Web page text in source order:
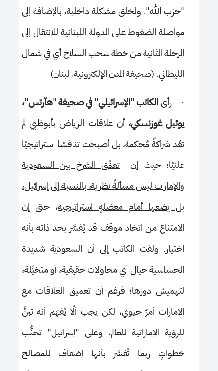
"حزب الله"، ولخلق مشكلة داخلية، بالإضافة إلى
مواصلة الضغوط على الدولة اللبنانية للانتقال إلى
المرحلة الثانية من خطة سحب السلاح أي في شمال
الليطاني. (صحيفة المدن الإلكترونية، لبنان)
·رأىالكاتب "الإسرائيلي" في صحيفة "هآرتس"،
يوئيل غوزنسكي، أن علاقات الرياض بأبوظبي لم
تعُد شراكةً مُحكمة، بل أصبحت تنافسًا استراتيجيًا
علنيًا؛ حيث إنتعمُّق الشرخ بين السعودية
والإمارات ليس مسألةً نظرية، بالنسبة إلى إسرائيل،
بل يضعها أمام معضلةٍ استراتيجية، حتى إن
الامتناع من اتخاذ موقف قد يُفسَّر بحد ذاته بأنه
اختيار. ولفت الكاتب إلى أن السعودية شديدة
الحساسية حيال أي محاولات حقيقية، أو متخيَّلة،
لتهميش دورها؛ فرغم أن تعميق العلاقات مع
الإمارات أمرٌ حيوي، لكن يجب ألّا يُفهَم أنه تبنٍّ
للرؤية الإماراتية للعالم، وعلى "إسرائيل" تجنُّب
خطواتٍ ربما تُفسَّر بأنها إضعاف للمصالح